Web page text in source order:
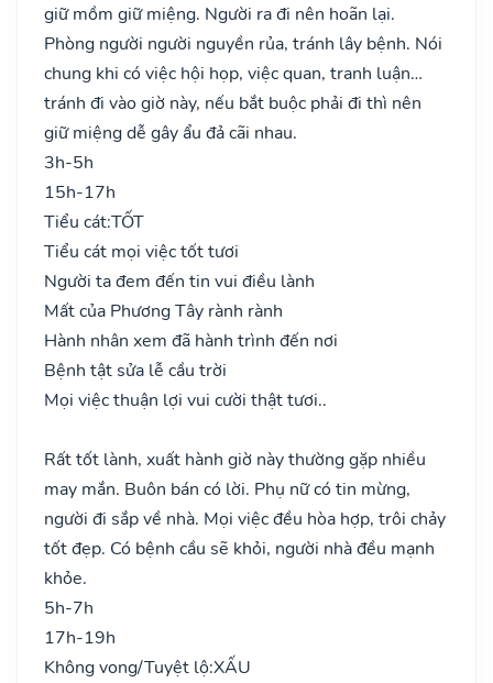
giữ mồm giữ miệng. Người ra đi nên hoãn lại.
Phòng người người nguyền rủa, tránh lây bệnh. Nói
chung khi có việc hội họp, việc quan, tranh luận…
tránh đi vào giờ này, nếu bắt buộc phải đi thì nên
giữ miệng dễ gây ẩu đả cãi nhau.
3h-5h
15h-17h
Tiểu cát:TỐT
Tiểu cát mọi việc tốt tươi
Người ta đem đến tin vui điều lành
Mất của Phương Tây rành rành
Hành nhân xem đã hành trình đến nơi
Bệnh tật sửa lễ cầu trời
Mọi việc thuận lợi vui cười thật tươi..
Rất tốt lành, xuất hành giờ này thường gặp nhiều
may mắn. Buôn bán có lời. Phụ nữ có tin mừng,
người đi sắp về nhà. Mọi việc đều hòa hợp, trôi chảy
tốt đẹp. Có bệnh cầu sẽ khỏi, người nhà đều mạnh
khỏe.
5h-7h
17h-19h
Không vong/Tuyệt lộ:XẤU